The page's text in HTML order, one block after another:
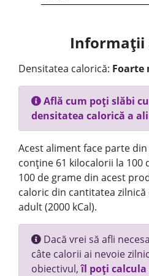
Informații
Densitatea calorică: Foarte
Află cum poți slăbi
densitatea calorică a
Acest aliment face parte
conține 61 kilocalorii la 100
100 de grame din acest
caloric din cantitatea
adult (2000 kCal).
Dacă vrei să afli
câte calorii ai nevoie
obiectivul,îl poți calcula